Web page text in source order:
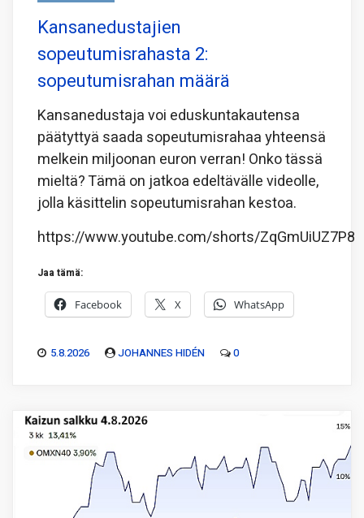
Kansanedustajien
sopeutumisrahasta 2:
sopeutumisrahan määrä
Kansanedustaja voi eduskuntakautensa
päätyttyä saada sopeutumisrahaa yhteensä
melkein miljoonan euron verran! Onko tässä
mieltä? Tämä on jatkoa edeltävälle videolle,
jolla käsittelin sopeutumisrahan kestoa.
https://www.youtube.com/shorts/ZqGmUiUZ7P8
Jaa tämä:
Facebook X WhatsApp
5.8.2026 JOHANNES HIDÉN 0